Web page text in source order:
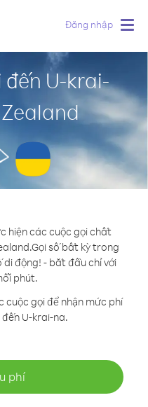
Đăng nhập
U-krai-
hiện các cuộc gọi chất
Gọi số bất kỳ trong
di động! - bắt đầu chỉ với
phút.
cuộc gọi để nhận mức phí
U-krai-na.
phí